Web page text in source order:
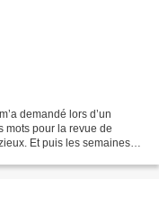
demandé lors d’un
mots pour la revue de
Et puis les semaines